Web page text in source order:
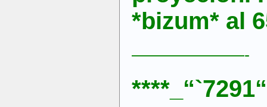
*bizum* al
———————-